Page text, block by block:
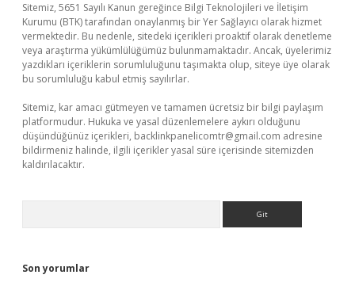
Sitemiz, 5651 Sayılı Kanun gereğince Bilgi Teknolojileri ve İletişim
Kurumu (BTK) tarafından onaylanmış bir Yer Sağlayıcı olarak hizmet
vermektedir. Bu nedenle, sitedeki içerikleri proaktif olarak denetleme
veya araştırma yükümlülüğümüz bulunmamaktadır. Ancak, üyelerimiz
yazdıkları içeriklerin sorumluluğunu taşımakta olup, siteye üye olarak
bu sorumluluğu kabul etmiş sayılırlar.
Sitemiz, kar amacı gütmeyen ve tamamen ücretsiz bir bilgi paylaşım
platformudur. Hukuka ve yasal düzenlemelere aykırı olduğunu
düşündüğünüz içerikleri, backlinkpanelicomtr@gmail.com adresine
bildirmeniz halinde, ilgili içerikler yasal süre içerisinde sitemizden
kaldırılacaktır.
Son yorumlar